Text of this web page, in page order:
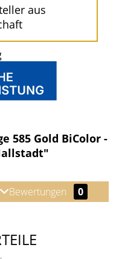
aus
585 Gold BiColor -
Bewertungen 0